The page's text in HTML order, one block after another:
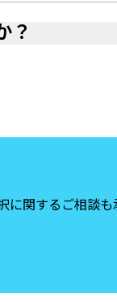
？
関するご相談